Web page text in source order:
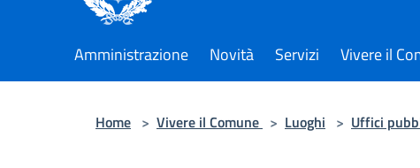
Amministrazione Novità Servizi Vivere il
Home > Vivere il Comune > Luoghi > Uffici